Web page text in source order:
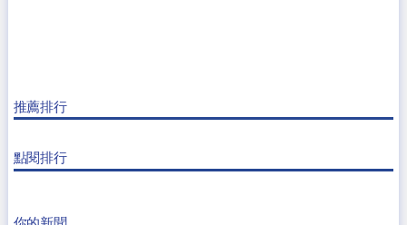
推薦排行
點閱排行